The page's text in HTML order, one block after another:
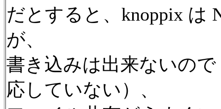
だとすると、knoppix は
が、
書き込みは出来ないの
応していない）、